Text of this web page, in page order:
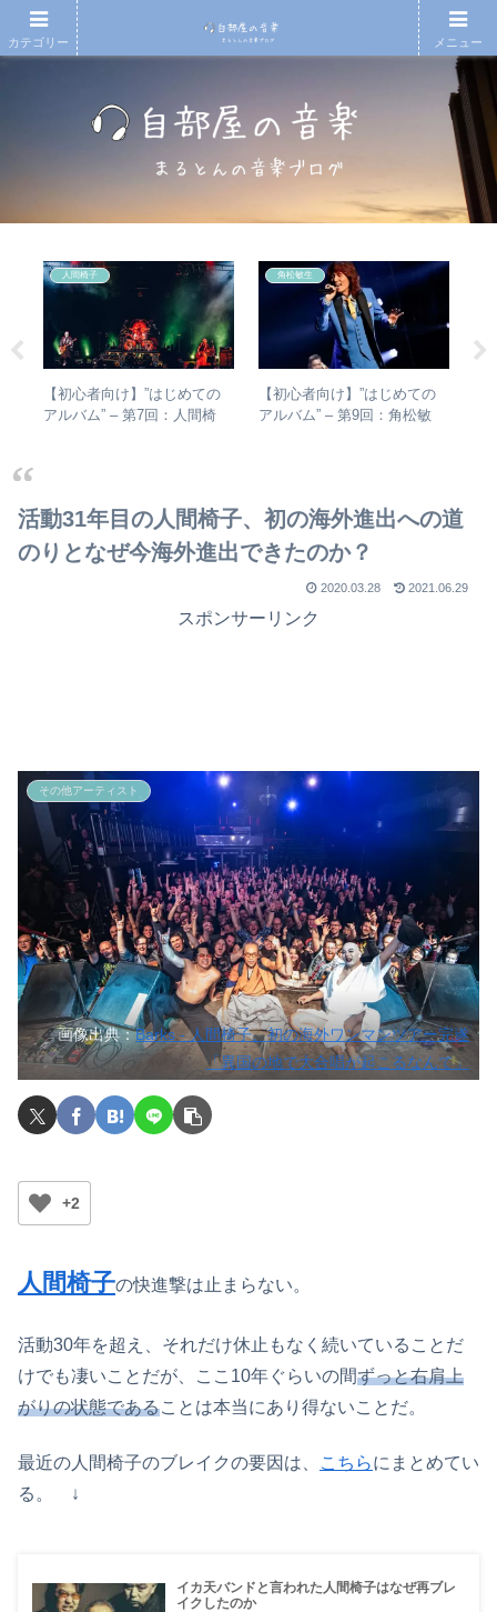
人間椅子
【初心者向け】”はじめての
アルバム” – 第7回：人間椅
角松敏生
【初心者向け】”はじめての
アルバム” – 第9回：角松敏
活動31年目の人間椅子、初の海外進出への道
のりとなぜ今海外進出できたのか？
2020.03.28 2021.06.29
スポンサーリンク
その他アーティスト
画像出典：Barks - 人間椅子、初の海外ワンマンツアー完遂
「異国の地で大合唱が起こるなんて」
+2
人間椅子の快進撃は止まらない。
活動30年を超え、それだけ休止もなく続いていることだ
けでも凄いことだが、ここ10年ぐらいの間ずっと右肩上
がりの状態であることは本当にあり得ないことだ。
最近の人間椅子のブレイクの要因は、 こちらにまとめてい
る。 ↓
イカ天バンドと言われた人間椅子はなぜ再ブレ
イクしたのか
カテゴリー メニュー